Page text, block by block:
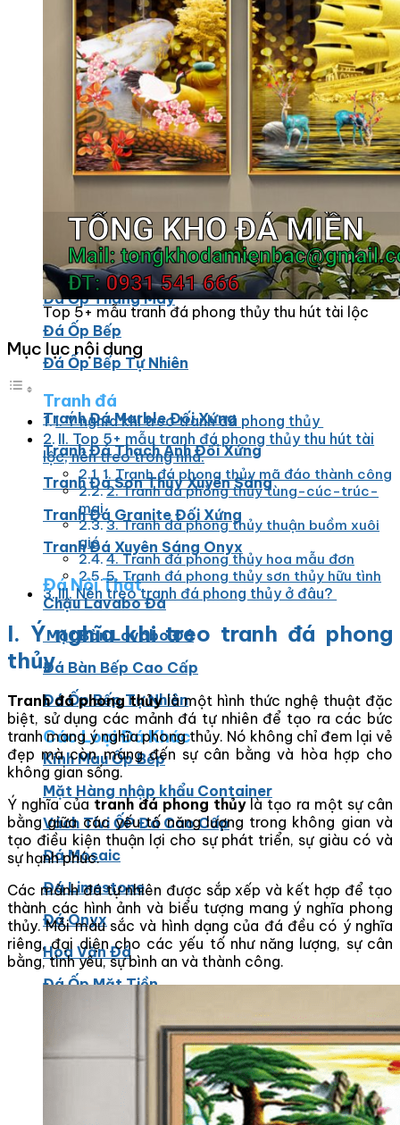
Đá Marble Màu Đen
Đá Marble Màu Đỏ
Đá Marble Màu Vàng
Đá Marble Màu Trắng
Đá Marble Màu Xanh
Đá Ốp
Đá Ốp Mộ
Đá Ốp Cột
Đá Ốp Thang Máy
Đá Ốp Bếp
Đá Ốp Bếp Tự Nhiên
Tranh đá
Tranh Đá Marble Đối Xứng
Tranh Đá Thạch Anh Đối Xứng
Tranh Đá Sơn Thủy Xuyên Sáng
Tranh Đá Granite Đối Xứng
Tranh Đá Xuyên Sáng Onyx
Đá Nội Thất
Chậu Lavabo Đá
Mặt Bàn Lavabo Đá
Đá Bàn Bếp Cao Cấp
Đá Ốp Bếp Tự Nhiên
Các Loại Đá Khác
Kính Màu Ốp Bếp
Mặt Hàng nhập khẩu Container
Vách Tivi ỐP Đá Cao Cấp
Đá Mosaic
Đá Limestone
Đá Onyx
Hoa Văn Đá
Đá Ốp Mặt Tiền
Đá Alpilus Brazil
Top 5+ mẫu tranh đá phong thủy thu hút tài lộc
Mục lục nội dung
I. Ý nghĩa khi treo tranh đá phong thủy
II. Top 5+ mẫu tranh đá phong thủy thu hút tài
lộc, nên treo trong nhà.
1. Tranh đá phong thủy mã đáo thành công
2. Tranh đá phòng thủy tùng-cúc-trúc-
mai
3. Tranh đá phong thủy thuận buồm xuôi
gió
4. Tranh đá phong thủy hoa mẫu đơn
5. Tranh đá phong thủy sơn thủy hữu tình
III. Nên treo tranh đá phong thủy ở đâu?
I. Ý nghĩa khi treo tranh đá phong
thủy
Tranh đá phong thủylà một hình thức nghệ thuật đặc
biệt, sử dụng các mảnh đá tự nhiên để tạo ra các bức
tranh mang ý nghĩa phong thủy. Nó không chỉ đem lại vẻ
đẹp mà còn mang đến sự cân bằng và hòa hợp cho
không gian sống.
Ý nghĩa của tranh đá phong thủylà tạo ra một sự cân
bằng giữa các yếu tố năng lượng trong không gian và
tạo điều kiện thuận lợi cho sự phát triển, sự giàu có và
sự hạnh phúc.
Các mảnh đá tự nhiên được sắp xếp và kết hợp để tạo
thành các hình ảnh và biểu tượng mang ý nghĩa phong
thủy. Mỗi màu sắc và hình dạng của đá đều có ý nghĩa
riêng, đại diện cho các yếu tố như năng lượng, sự cân
bằng, tình yêu, sự bình an và thành công.